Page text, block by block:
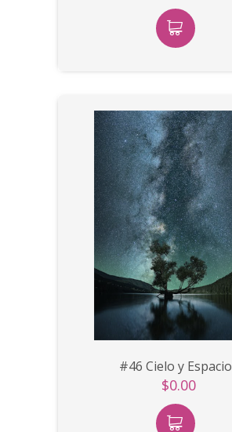
#46 Cielo y Espacio
$0.00